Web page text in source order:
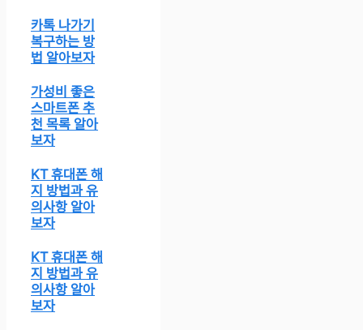
카톡 나가기
복구하는 방
법 알아보자
가성비 좋은
스마트폰 추
천 목록 알아
보자
KT 휴대폰 해
지 방법과 유
의사항 알아
보자
KT 휴대폰 해
지 방법과 유
의사항 알아
보자